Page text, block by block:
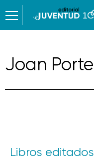
Joan Portell
Libros editados